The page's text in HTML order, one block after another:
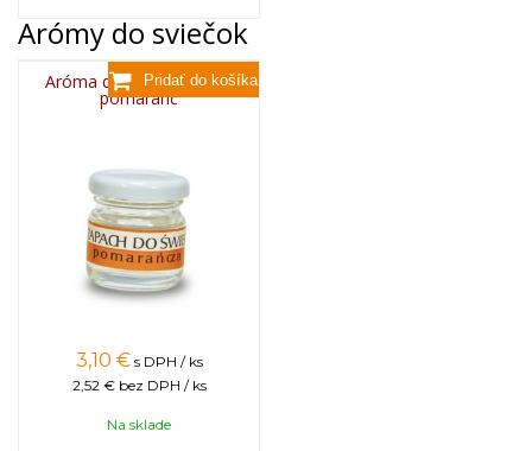
Arómy do sviečok
Aróma do sviečok, 25g -
pomaranč
3,10 € s DPH / ks
2,52 € bez DPH / ks
Na sklade